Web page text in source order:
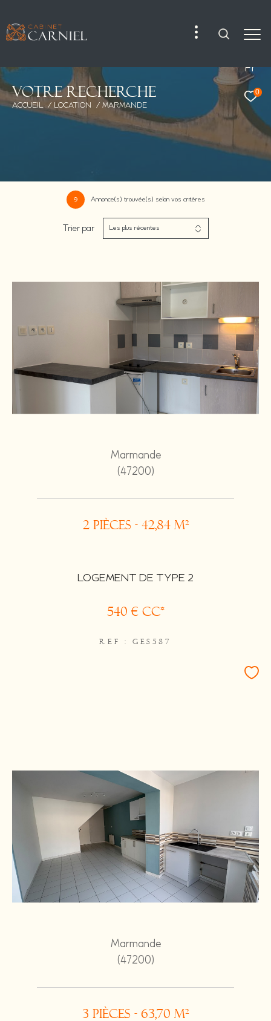
Fr
0
Votre recherche
ACCUEIL LOCATION MARMANDE
9 Annonce(s) trouvée(s) selon vos critères
Trier par Les plus récentes
Marmande
(47200)
2 pièces - 42,84 m²
LOGEMENT DE TYPE 2
540 € CC*
REF : GES587
Marmande
(47200)
3 pièces - 63,70 m²